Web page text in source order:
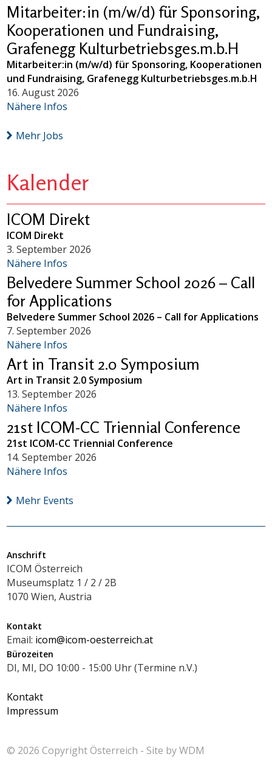
Mitarbeiter:in (m/w/d) für Sponsoring,
Kooperationen und Fundraising,
Grafenegg Kulturbetriebsges.m.b.H
Mitarbeiter:in (m/w/d) für Sponsoring, Kooperationen
und Fundraising, Grafenegg Kulturbetriebsges.m.b.H
16. August 2026
Nähere Infos
Mehr Jobs
Kalender
ICOM Direkt
ICOM Direkt
3. September 2026
Nähere Infos
Belvedere Summer School 2026 – Call
for Applications
Belvedere Summer School 2026 – Call for Applications
7. September 2026
Nähere Infos
Art in Transit 2.0 Symposium
Art in Transit 2.0 Symposium
13. September 2026
Nähere Infos
21st ICOM-CC Triennial Conference
21st ICOM-CC Triennial Conference
14. September 2026
Nähere Infos
Mehr Events
Anschrift
ICOM Österreich
Museumsplatz 1 / 2 / 2B
1070 Wien, Austria
Kontakt
Email: icom@icom-oesterreich.at
Bürozeiten
DI, MI, DO 10:00 - 15:00 Uhr (Termine n.V.)
Kontakt
Impressum
© 2026 CopyrightÖsterreich - Site byWDM